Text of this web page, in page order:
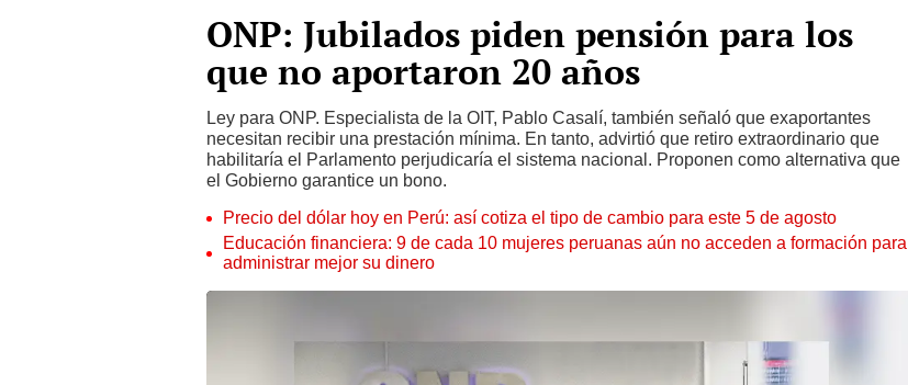
ONP: Jubilados piden pensión para los
que no aportaron 20 años
Ley para ONP. Especialista de la OIT, Pablo Casalí, también señaló que exaportantes
necesitan recibir una prestación mínima. En tanto, advirtió que retiro extraordinario que
habilitaría el Parlamento perjudicaría el sistema nacional. Proponen como alternativa que
el Gobierno garantice un bono.
Precio del dólar hoy en Perú: así cotiza el tipo de cambio para este 5 de agosto
Educación financiera: 9 de cada 10 mujeres peruanas aún no acceden a formación para
administrar mejor su dinero